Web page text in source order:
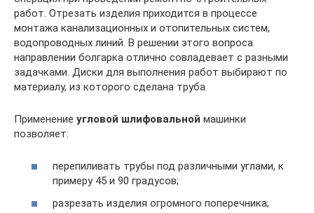
работ. Отрезать изделия приходится в процессе
монтажа канализационных и отопительных систем,
водопроводных линий. В решении этого вопроса
направлении болгарка отлично совладевает с разными
задачками. Диски для выполнения работ выбирают по
материалу, из которого сделана труба.
Применение угловой шлифовальной машинки
позволяет:
перепиливать трубы под различными углами, к
примеру 45 и 90 градусов;
разрезать изделия огромного поперечника;